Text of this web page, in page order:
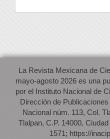
La Revista Mexicana de
mayo-agosto 2026 es una
por el Instituto Nacional de
Dirección de
Nacional núm. 113, Col.
Tlalpan, C.P. 14000,
1571; https://